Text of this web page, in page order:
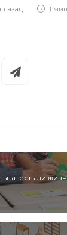
назад 1
есть ли